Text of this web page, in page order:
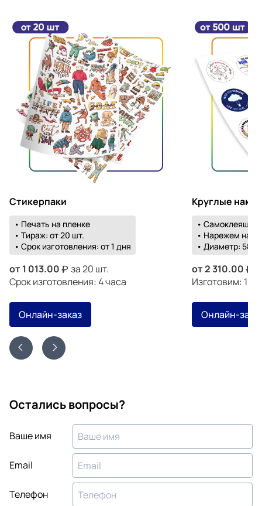
Стикерпаки
• Печать на пленке
• Тираж: от 20 шт.
• Срок изготовления: от 1 дня
от 1 013.00
за 20 шт.
Срок изготовления: 4 часа
Онлайн-заказ
Круглые
•
• Нарежем на
• Диаметр: 58-
от2 310.00
Изготовим: 18
Онлайн-
Остались вопросы?
Ваше имя
Email
Телефон